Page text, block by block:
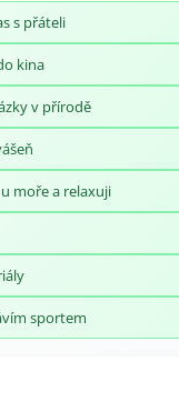
s přáteli
kina
v přírodě
moře a relaxuji
sportem